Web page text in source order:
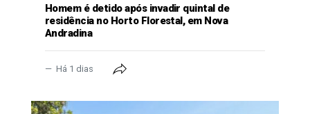
Homem é detido após invadir quintal de
residência no Horto Florestal, em Nova
Andradina
Há 1 dias